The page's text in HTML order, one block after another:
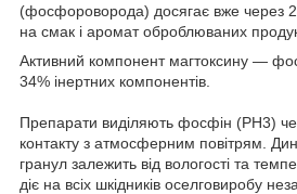
(фосфороворода) досягає вже через
на смак і аромат оброблюваних
Активний компонент магтоксину —
34% інертних компонентів.
Препарати виділяють фосфін (РН3)
контакту з атмосферним повітрям.
гранул залежить від вологості та
діє на всіх шкідників оселговиробу